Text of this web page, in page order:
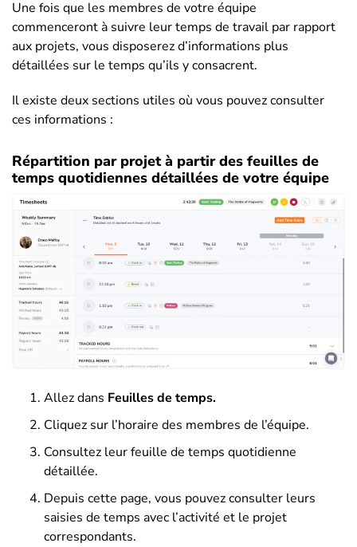
Une fois que les membres de votre équipe
commenceront à suivre leur temps de travail par rapport
aux projets, vous disposerez d’informations plus
détaillées sur le temps qu’ils y consacrent.
Il existe deux sections utiles où vous pouvez consulter
ces informations :
Répartition par projet à partir des feuilles de
temps quotidiennes détaillées de votre équipe
Allez dans Feuilles de temps.
Cliquez sur l’horaire des membres de l’équipe.
Consultez leur feuille de temps quotidienne
détaillée.
Depuis cette page, vous pouvez consulter leurs
saisies de temps avec l’activité et le projet
correspondants.